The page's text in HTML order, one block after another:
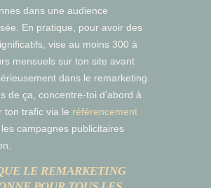
dans une audience
En pratique, pour avoir des
vise au moins 300 à
mensuels sur ton site avant
dans le remarketing.
de ça, concentre-toi d’abord à
ton trafic via le référencement
campagnes publicitaires
LE REMARKETING